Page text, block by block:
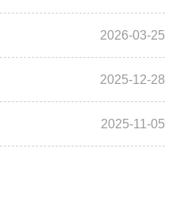
2026-03-25
2025-12-28
2025-11-05